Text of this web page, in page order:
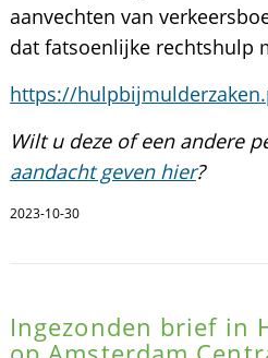
aanvechten van
dat fatsoenlijke rechtshulp
https://
Wilt u deze of een andere
aandacht geven hier?
2023-10-30
Ingezonden brief in